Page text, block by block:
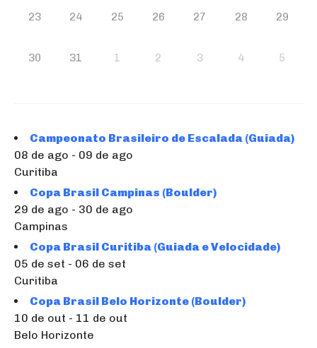
23 24 25 26 27 28 29
30 31 1 2 3 4 5
Campeonato Brasileiro de Escalada (Guiada)
08 de ago - 09 de ago
Curitiba
Copa Brasil Campinas (Boulder)
29 de ago - 30 de ago
Campinas
Copa Brasil Curitiba (Guiada e Velocidade)
05 de set - 06 de set
Curitiba
Copa Brasil Belo Horizonte (Boulder)
10 de out - 11 de out
Belo Horizonte